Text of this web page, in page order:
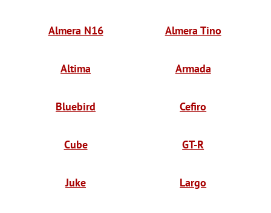
Almera N16 Almera Tino
Altima Armada
Bluebird Cefiro
Cube GT-R
Juke Largo